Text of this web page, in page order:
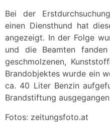
Bei der
einen Diensthund hat
angezeigt. In der Folge
und die Beamten
geschmolzenen,
Brandobjektes wurde ein
ca. 40 Liter Benzin
Brandstiftung
Fotos: zeitungsfoto.at